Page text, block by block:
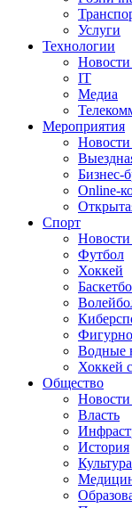
Услуги
Технологии
Новости
IT
Медиа
Мероприятия
Бизнес-
Online-
Спорт
Новости
Футбол
Хоккей
Водные
Хоккей
Общество
Новости
Власть
История
Культура